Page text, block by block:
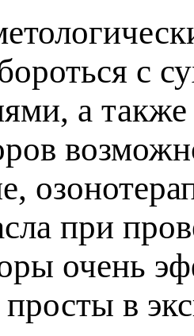
с
а
при
очень
в